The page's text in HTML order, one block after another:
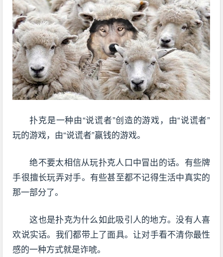
扑克是一种由“说谎者”创造的游戏，由“说谎者”
玩的游戏，由“说谎者”赢钱的游戏。
绝不要太相信从玩扑克人口中冒出的话。有些牌
手很擅长玩弄对手。有些甚至都不记得生活中真实的
那一部分了。
这也是扑克为什么如此吸引人的地方。没有人喜
欢说实话。我们都带上了面具。让对手看不清你最性
感的一种方式就是诈唬。